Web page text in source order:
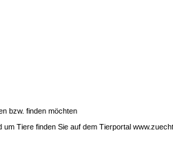
bzw. finden möchten
Tiere finden Sie auf dem Tierportal